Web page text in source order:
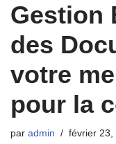
Gestion
des
votre
pour la
par admin février 23,